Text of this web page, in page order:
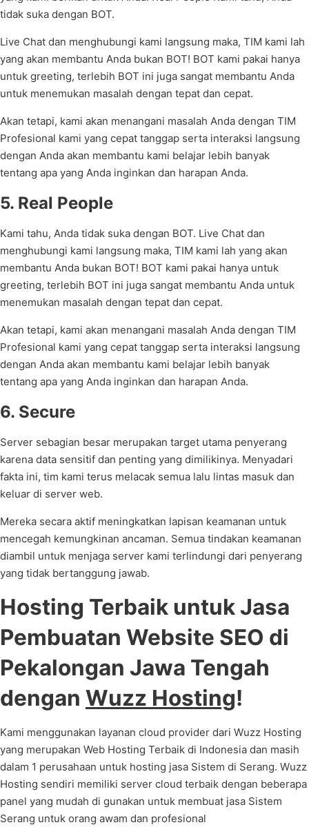
tidak suka dengan BOT.
Live Chat dan menghubungi kami langsung maka, TIM kami lah
yang akan membantu Anda bukan BOT! BOT kami pakai hanya
untuk greeting, terlebih BOT ini juga sangat membantu Anda
untuk menemukan masalah dengan tepat dan cepat.
Akan tetapi, kami akan menangani masalah Anda dengan TIM
Profesional kami yang cepat tanggap serta interaksi langsung
dengan Anda akan membantu kami belajar lebih banyak
tentang apa yang Anda inginkan dan harapan Anda.
5. Real People
Kami tahu, Anda tidak suka dengan BOT. Live Chat dan
menghubungi kami langsung maka, TIM kami lah yang akan
membantu Anda bukan BOT! BOT kami pakai hanya untuk
greeting, terlebih BOT ini juga sangat membantu Anda untuk
menemukan masalah dengan tepat dan cepat.
Akan tetapi, kami akan menangani masalah Anda dengan TIM
Profesional kami yang cepat tanggap serta interaksi langsung
dengan Anda akan membantu kami belajar lebih banyak
tentang apa yang Anda inginkan dan harapan Anda.
6. Secure
Server sebagian besar merupakan target utama penyerang
karena data sensitif dan penting yang dimilikinya. Menyadari
fakta ini, tim kami terus melacak semua lalu lintas masuk dan
keluar di server web.
Mereka secara aktif meningkatkan lapisan keamanan untuk
mencegah kemungkinan ancaman. Semua tindakan keamanan
diambil untuk menjaga server kami terlindungi dari penyerang
yang tidak bertanggung jawab.
Hosting Terbaik untuk Jasa
Pembuatan Website SEO di
Pekalongan Jawa Tengah
dengan Wuzz Hosting!
Kami menggunakan layanan cloud provider dari Wuzz Hosting
yang merupakan Web Hosting Terbaik di Indonesia dan masih
dalam 1 perusahaan untuk hosting jasa Sistem di Serang. Wuzz
Hosting sendiri memiliki server cloud terbaik dengan beberapa
panel yang mudah di gunakan untuk membuat jasa Sistem
Serang untuk orang awam dan profesional